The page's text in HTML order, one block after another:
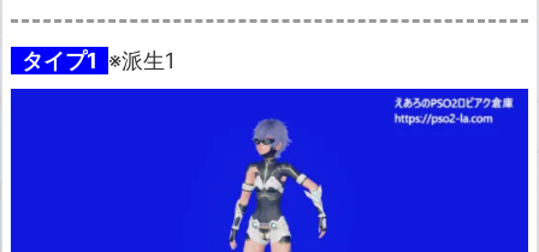
タイプ1 ※派生1